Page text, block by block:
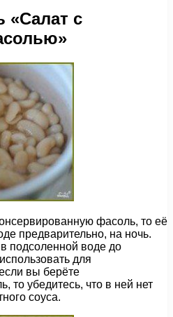
«Салат с
фасоль, то её
предварительно, на ночь.
подсоленной воде до
для
вы берёте
то убедитесь, что в ней нет
соуса.